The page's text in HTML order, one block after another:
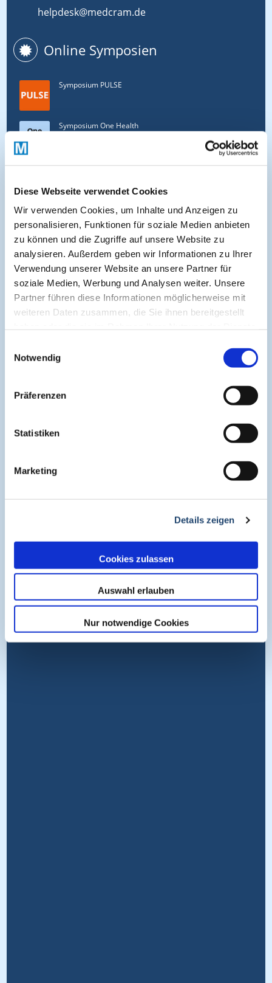
Diese Webseite verwendet Cookies
Wir verwenden Cookies, um Inhalte und Anzeigen zu
personalisieren, Funktionen für soziale Medien anbieten
zu können und die Zugriffe auf unsere Website zu
analysieren. Außerdem geben wir Informationen zu Ihrer
Verwendung unserer Website an unsere Partner für
soziale Medien, Werbung und Analysen weiter. Unsere
Partner führen diese Informationen möglicherweise mit
weiteren Daten zusammen, die Sie ihnen bereitgestellt
Notwendig
Präferenzen
Statistiken
Marketing
Details zeigen
Cookies zulassen
Auswahl erlauben
Nur notwendige Cookies
helpdesk@medcram.de
Online Symposien
Symposium PULSE
Symposium One Health
Symposium Asthma und Allergien
Symposium EcoMed
Gemeinsam gegen ADIPOSITAS
Information
CME-Leitlinie
CME-Punkte
Kontakt
Impressum
Wissen entdecken